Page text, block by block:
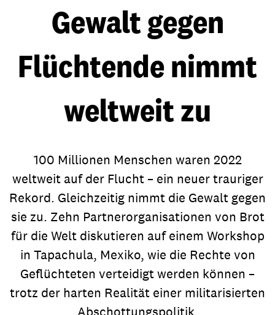
Gewalt gegen
Flüchtende nimmt
weltweit zu
100 Millionen Menschen waren 2022
weltweit auf der Flucht – ein neuer trauriger
Rekord. Gleichzeitig nimmt die Gewalt gegen
sie zu. Zehn Partnerorganisationen von Brot
für die Welt diskutieren auf einem Workshop
in Tapachula, Mexiko, wie die Rechte von
Geflüchteten verteidigt werden können –
trotz der harten Realität einer militarisierten
Abschottungspolitik.